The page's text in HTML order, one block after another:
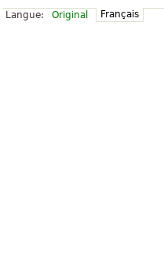
Langue:
Original Français